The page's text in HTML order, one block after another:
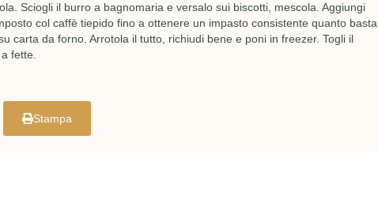
Sciogli il burro a bagnomaria e versalo sui biscotti, mescola. Aggiungi
col caffè tiepido fino a ottenere un impasto consistente quanto basta
carta da forno. Arrotola il tutto, richiudi bene e poni in freezer. Togli il
fette.
Stampa